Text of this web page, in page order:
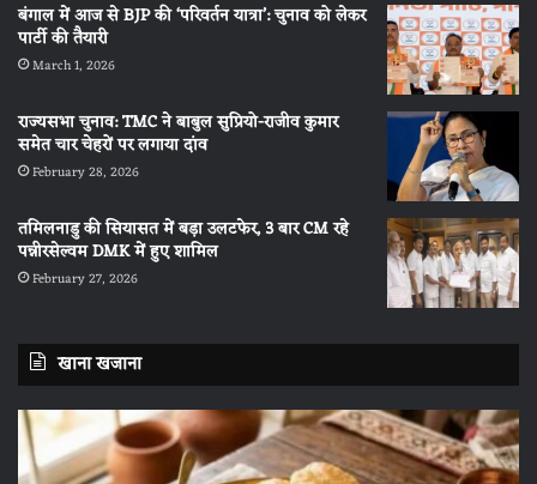
बंगाल में आज से BJP की ‘परिवर्तन यात्रा’: चुनाव को लेकर
पार्टी की तैयारी
March 1, 2026
राज्यसभा चुनाव: TMC ने बाबुल सुप्रियो-राजीव कुमार
समेत चार चेहरों पर लगाया दांव
February 28, 2026
तमिलनाडु की सियासत में बड़ा उलटफेर, 3 बार CM रहे
पन्नीरसेल्वम DMK में हुए शामिल
February 27, 2026
खाना खजाना